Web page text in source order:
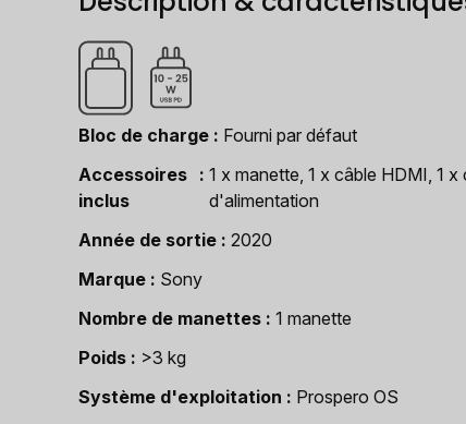
Bloc de charge
Fourni par défaut
Accessoires
inclus
1 x manette, 1 x câble HDMI, 1 x
d'alimentation
Année de sortie
2020
Marque
Sony
Nombre de manettes
1 manette
Poids
>3 kg
Système d'exploitation
Prospero OS